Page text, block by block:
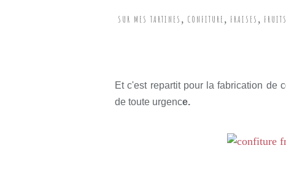
SUR MES TARTINES , CONFITURE, FRAISES ,
Et c'est repartit pour la fabrication de
de toute urgence.